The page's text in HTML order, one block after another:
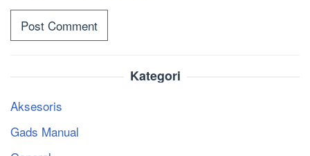
Kategori
Aksesoris
Gads Manual